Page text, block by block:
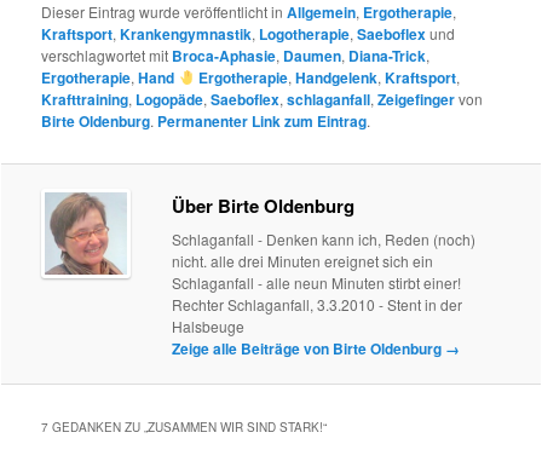
Dieser Eintrag wurde veröffentlicht inAllgemein, Ergotherapie,
Kraftsport,Krankengymnastik, Logotherapie,Saeboflexund
verschlagwortet mit Broca-Aphasie, Daumen, Diana-Trick,
Ergotherapie,Hand Ergotherapie, Handgelenk, Kraftsport,
Krafttraining, Logopäde,Saeboflex,schlaganfall,Zeigefingervon
Birte Oldenburg. Permanenter Link zum Eintrag.
Über Birte Oldenburg
Schlaganfall - Denken kann ich, Reden (noch)
nicht. alle drei Minuten ereignet sich ein
Schlaganfall - alle neun Minuten stirbt einer!
Rechter Schlaganfall, 3.3.2010 - Stent in der
Halsbeuge
Zeige alle Beiträge von Birte Oldenburg →
7 GEDANKEN ZU „ZUSAMMEN WIR SIND STARK!“